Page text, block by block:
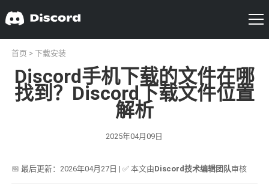
首页 > 下载安装
Discord手机下载的文件在哪
找到？Discord下载文件位置
解析
2025年04月09日
📅 最后更新：2026年04月27日 | ✅ 本文由Discord技术编辑团队审核